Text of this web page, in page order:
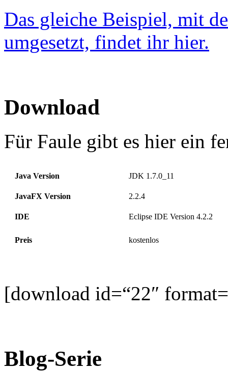
Das gleiche Beispiel, mit
umgesetzt, findet ihr hier.
Download
Für Faule gibt es hier ein
Java Version JDK 1.7.0_11
JavaFX Version 2.2.4
IDE Eclipse IDE Version 4.2.2
Preis kostenlos
[download id=“22″
Blog-Serie